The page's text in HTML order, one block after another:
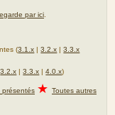
par ici
(3.1.x |3.2.x |3.3.x
3.2.x |3.3.x |4.0.x)
présentés ★ Toutes autres